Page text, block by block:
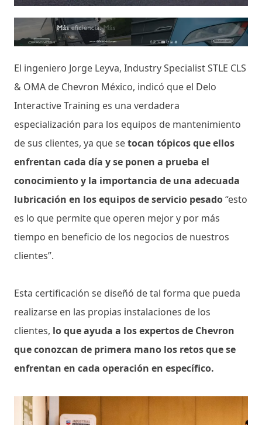
El ingeniero Jorge Leyva, Industry Specialist STLE CLS
& OMA de Chevron México, indicó que el Delo
Interactive Training es una verdadera
especialización para los equipos de mantenimiento
de sus clientes, ya que setocan tópicos que ellos
enfrentan cada día y se ponen a prueba el
conocimiento y la importancia de una adecuada
lubricación en los equipos de servicio pesado“esto
es lo que permite que operen mejor y por más
tiempo en beneficio de los negocios de nuestros
clientes”.
Esta certificación se diseñó de tal forma que pueda
realizarse en las propias instalaciones de los
clientes, lo que ayuda a los expertos de Chevron
que conozcan de primera mano los retos que se
enfrentan en cada operación en específico.